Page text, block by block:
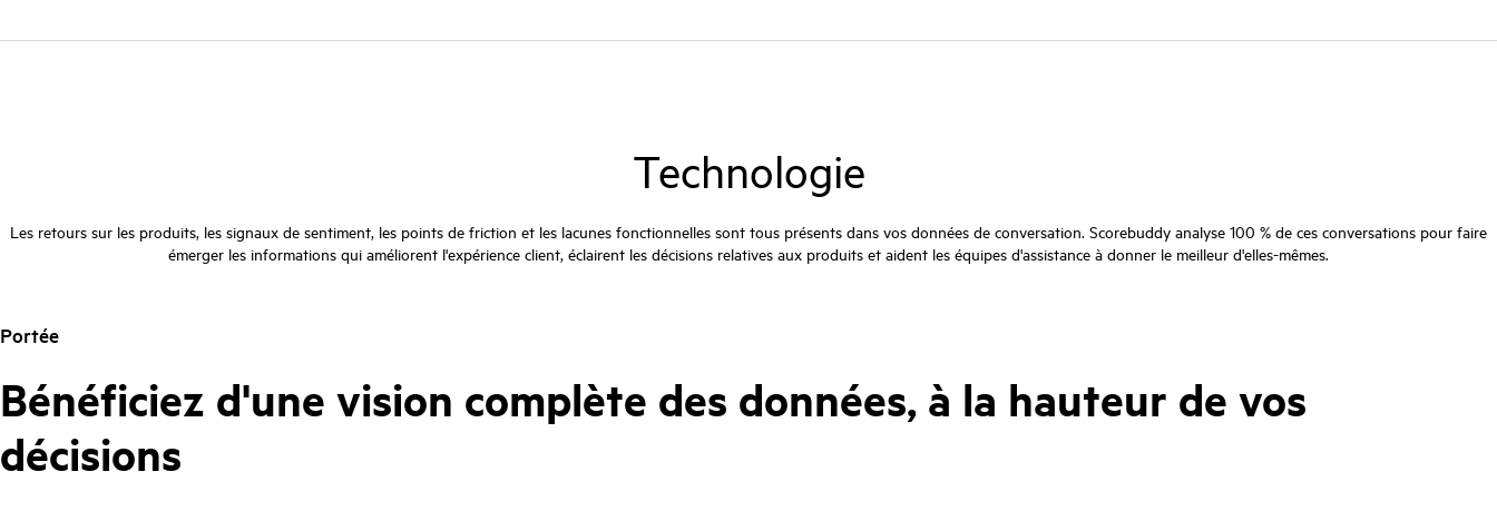
Technologie
Les retours sur les produits, les signaux de sentiment, les points de friction et les lacunes fonctionnelles sont tous présents dans vos données de conversation. Scorebuddy analyse 100 % de ces conversations pour faire
émerger les informations qui améliorent l'expérience client, éclairent les décisions relatives aux produits et aident les équipes d'assistance à donner le meilleur d'elles-mêmes.
Portée
Bénéficiez d'une vision complète des données, à la hauteur de vos
décisions